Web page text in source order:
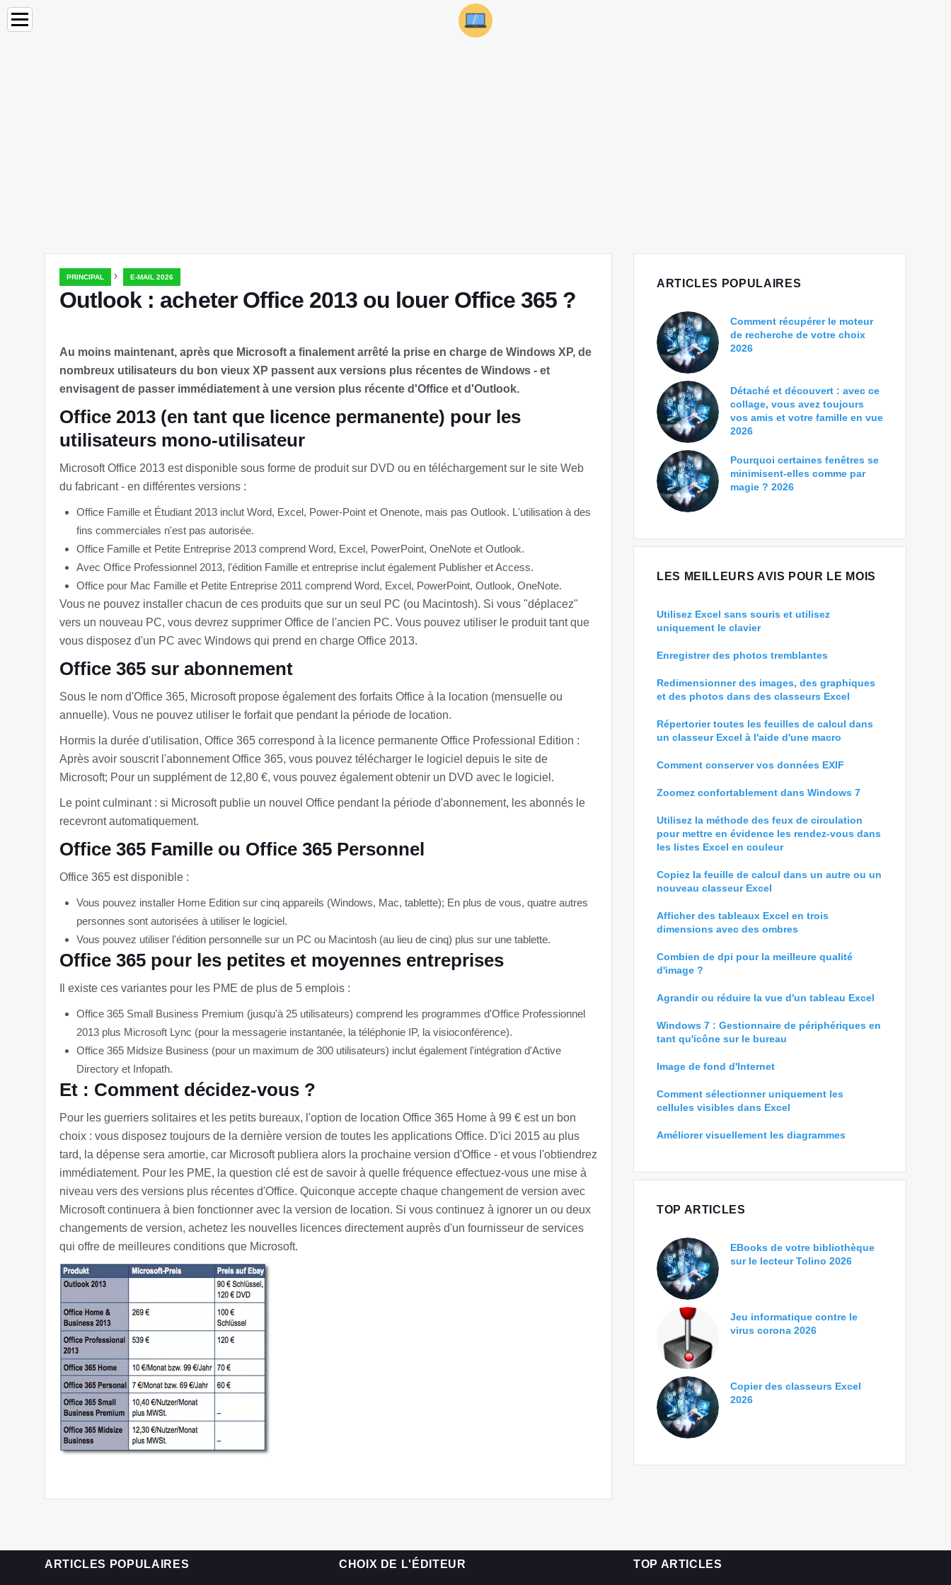
PRINCIPAL › E-MAIL 2026
Outlook : acheter Office 2013 ou louer Office 365 ?
Au moins maintenant, après que Microsoft a finalement arrêté la prise en charge de Windows XP, de
nombreux utilisateurs du bon vieux XP passent aux versions plus récentes de Windows - et
envisagent de passer immédiatement à une version plus récente d'Office et d'Outlook.
Office 2013 (en tant que licence permanente) pour les
utilisateurs mono-utilisateur
Microsoft Office 2013 est disponible sous forme de produit sur DVD ou en téléchargement sur le site Web
du fabricant - en différentes versions :
Office Famille et Étudiant 2013 inclut Word, Excel, Power-Point et Onenote, mais pas Outlook. L'utilisation à des
fins commerciales n'est pas autorisée.
Office Famille et Petite Entreprise 2013 comprend Word, Excel, PowerPoint, OneNote et Outlook.
Avec Office Professionnel 2013, l'édition Famille et entreprise inclut également Publisher et Access.
Office pour Mac Famille et Petite Entreprise 2011 comprend Word, Excel, PowerPoint, Outlook, OneNote.
Vous ne pouvez installer chacun de ces produits que sur un seul PC (ou Macintosh). Si vous "déplacez"
vers un nouveau PC, vous devrez supprimer Office de l'ancien PC. Vous pouvez utiliser le produit tant que
vous disposez d'un PC avec Windows qui prend en charge Office 2013.
Office 365 sur abonnement
Sous le nom d'Office 365, Microsoft propose également des forfaits Office à la location (mensuelle ou
annuelle). Vous ne pouvez utiliser le forfait que pendant la période de location.
Hormis la durée d'utilisation, Office 365 correspond à la licence permanente Office Professional Edition :
Après avoir souscrit l'abonnement Office 365, vous pouvez télécharger le logiciel depuis le site de
Microsoft; Pour un supplément de 12,80 €, vous pouvez également obtenir un DVD avec le logiciel.
Le point culminant : si Microsoft publie un nouvel Office pendant la période d'abonnement, les abonnés le
recevront automatiquement.
Office 365 Famille ou Office 365 Personnel
Office 365 est disponible :
Vous pouvez installer Home Edition sur cinq appareils (Windows, Mac, tablette); En plus de vous, quatre autres
personnes sont autorisées à utiliser le logiciel.
Vous pouvez utiliser l'édition personnelle sur un PC ou Macintosh (au lieu de cinq) plus sur une tablette.
Office 365 pour les petites et moyennes entreprises
Il existe ces variantes pour les PME de plus de 5 emplois :
Office 365 Small Business Premium (jusqu'à 25 utilisateurs) comprend les programmes d'Office Professionnel
2013 plus Microsoft Lync (pour la messagerie instantanée, la téléphonie IP, la visioconférence).
Office 365 Midsize Business (pour un maximum de 300 utilisateurs) inclut également l'intégration d'Active
Directory et Infopath.
Et : Comment décidez-vous ?
Pour les guerriers solitaires et les petits bureaux, l'option de location Office 365 Home à 99 € est un bon
choix : vous disposez toujours de la dernière version de toutes les applications Office. D'ici 2015 au plus
tard, la dépense sera amortie, car Microsoft publiera alors la prochaine version d'Office - et vous l'obtiendrez
immédiatement. Pour les PME, la question clé est de savoir à quelle fréquence effectuez-vous une mise à
niveau vers des versions plus récentes d'Office. Quiconque accepte chaque changement de version avec
Microsoft continuera à bien fonctionner avec la version de location. Si vous continuez à ignorer un ou deux
changements de version, achetez les nouvelles licences directement auprès d'un fournisseur de services
qui offre de meilleures conditions que Microsoft.
ARTICLES POPULAIRES
Comment récupérer le moteur
de recherche de votre choix
2026
Détaché et découvert : avec ce
collage, vous avez toujours
vos amis et votre famille en vue
2026
Pourquoi certaines fenêtres se
minimisent-elles comme par
magie ? 2026
LES MEILLEURS AVIS POUR LE MOIS
Utilisez Excel sans souris et utilisez
uniquement le clavier
Enregistrer des photos tremblantes
Redimensionner des images, des graphiques
et des photos dans des classeurs Excel
Répertorier toutes les feuilles de calcul dans
un classeur Excel à l'aide d'une macro
Comment conserver vos données EXIF
Zoomez confortablement dans Windows 7
Utilisez la méthode des feux de circulation
pour mettre en évidence les rendez-vous dans
les listes Excel en couleur
Copiez la feuille de calcul dans un autre ou un
nouveau classeur Excel
Afficher des tableaux Excel en trois
dimensions avec des ombres
Combien de dpi pour la meilleure qualité
d'image ?
Agrandir ou réduire la vue d'un tableau Excel
Windows 7 : Gestionnaire de périphériques en
tant qu'icône sur le bureau
Image de fond d'Internet
Comment sélectionner uniquement les
cellules visibles dans Excel
Améliorer visuellement les diagrammes
TOP ARTICLES
EBooks de votre bibliothèque
sur le lecteur Tolino 2026
Jeu informatique contre le
virus corona 2026
Copier des classeurs Excel
2026
ARTICLES POPULAIRES CHOIX DE L'ÉDITEUR TOP ARTICLES